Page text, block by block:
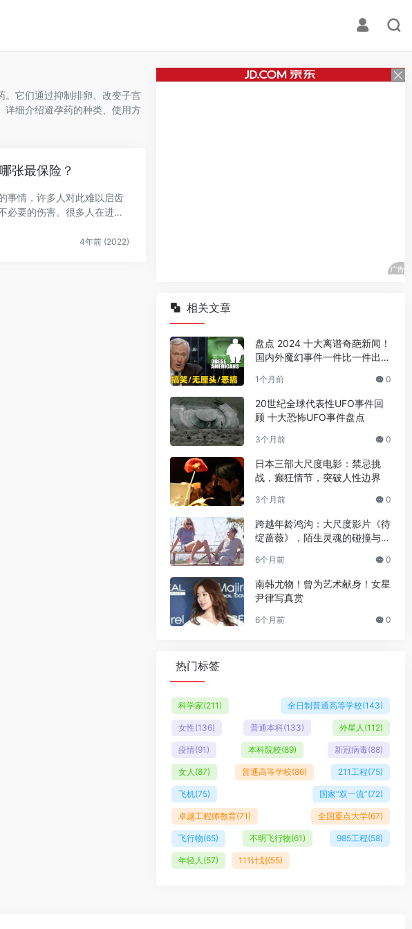
。它们通过抑制排卵、改变子宫
详细介绍避孕药的种类、使用方
张最保险？
事情，许多人对此难以启齿
必要的伤害。很多人在进行
4年前 (2022)
相关文章
盘点 2024 十大离谱奇葩新闻！
国内外魔幻事件一件比一件出人
1个月前 0
20世纪全球代表性UFO事件回
顾 十大恐怖UFO事件盘点
3个月前 0
日本三部大尺度电影：禁忌挑
战，癫狂情节，突破人性边界
3个月前 0
跨越年龄鸿沟：大尺度影片《待
绽蔷薇》，陌生灵魂的碰撞与温
6个月前 0
南韩尤物！曾为艺术献身！女星
尹律写真赏
6个月前 0
热门标签
科学家(211) 全日制普通高等学校(143)
女性(136) 普通本科(133) 外星人 (112)
疫情(91) 本科院校(89) 新冠病毒(88)
女人 (87) 普通高等学校(86) 211工程(75)
飞机(75) 国家“双一流”(72)
卓越工程师教育(71) 全国重点大学(67)
飞行物(65) 不明飞行物(61) 985工程(58)
年轻人 (57) 111计划(55)